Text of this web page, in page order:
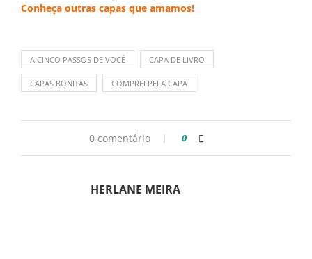
Conheça outras capas que amamos!
A CINCO PASSOS DE VOCÊ CAPA DE LIVRO
CAPAS BONITAS COMPREI PELA CAPA
0 comentário 0
HERLANE MEIRA